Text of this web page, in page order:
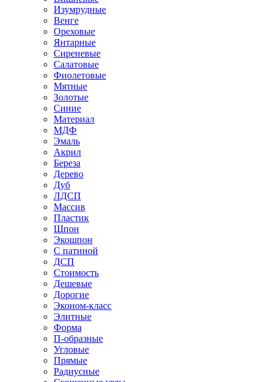
Изумрудные
Венге
Ореховые
Янтарные
Сиреневые
Салатовые
Фиолетовые
Мятные
Золотые
Синие
Материал
МДФ
Эмаль
Акрил
Береза
Дерево
Дуб
ЛДСП
Массив
Пластик
Шпон
Экошпон
С патиной
ДСП
Стоимость
Дешевые
Дорогие
Эконом-класс
Элитные
Форма
П-образные
Угловые
Прямые
Радиусные